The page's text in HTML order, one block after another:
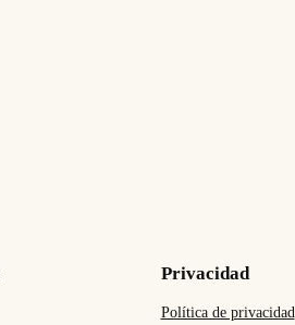
Privacidad
Política de privacidad